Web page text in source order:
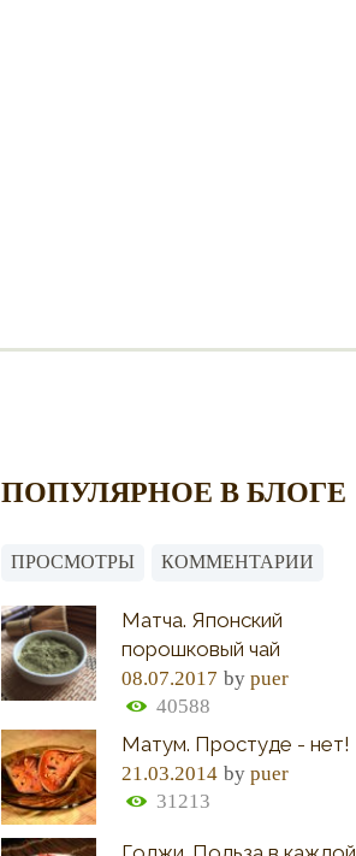
ПОПУЛЯРНОЕ В БЛОГЕ
ПРОСМОТРЫ КОММЕНТАРИИ
Матча. Японский
порошковый чай
08.07.2017 bypuer
40588
Матум. Простуде - нет!
21.03.2014 bypuer
31213